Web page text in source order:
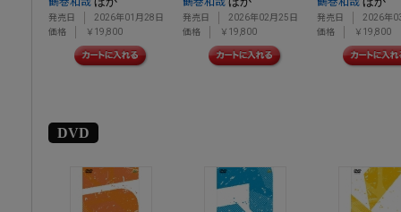
発売日
2026年01月28日
価格
￥19,800
発売日
2026年02月25日
価格
￥19,800
発売日
2026年
価格
￥19,800
DVD